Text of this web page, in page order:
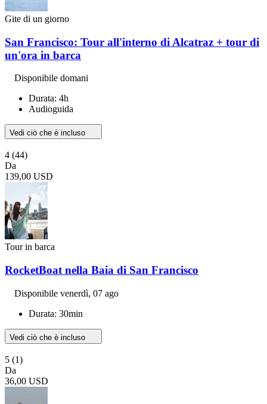
Gite di un giorno
San Francisco: Tour all'interno di Alcatraz + tour di
un'ora in barca
Disponibile domani
Durata: 4h
Audioguida
Vedi ciò che è incluso
4 (44)
Da
139,00 USD
Tour in barca
RocketBoat nella Baia di San Francisco
Disponibile venerdì, 07 ago
Durata: 30min
Vedi ciò che è incluso
5 (1)
Da
36,00 USD